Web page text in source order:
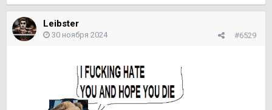
Leibster
#6529
30 ноября 2024